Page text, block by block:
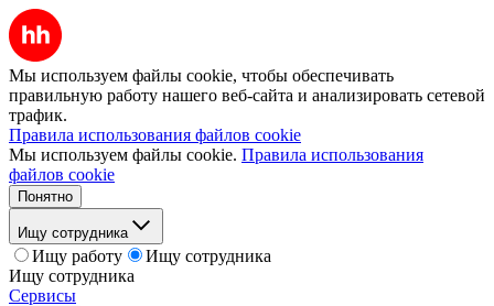
Мы используем файлы cookie, чтобы обеспечивать
правильную работу нашего веб-сайта и анализировать сетевой
трафик.
Правила использования файлов cookie
Мы используем файлы cookie. Правила использования
файлов cookie
Понятно
Ищу сотрудника
Ищу работу
Ищу сотрудника
Ищу сотрудника
Сервисы